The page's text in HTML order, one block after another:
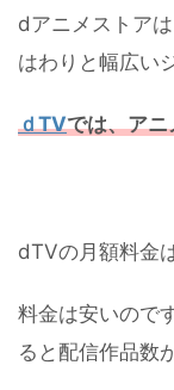
dアニメストア
はわりと幅広い
ｄTVでは、ア
dTVの月額料金
料金は安いので
ると配信作品数